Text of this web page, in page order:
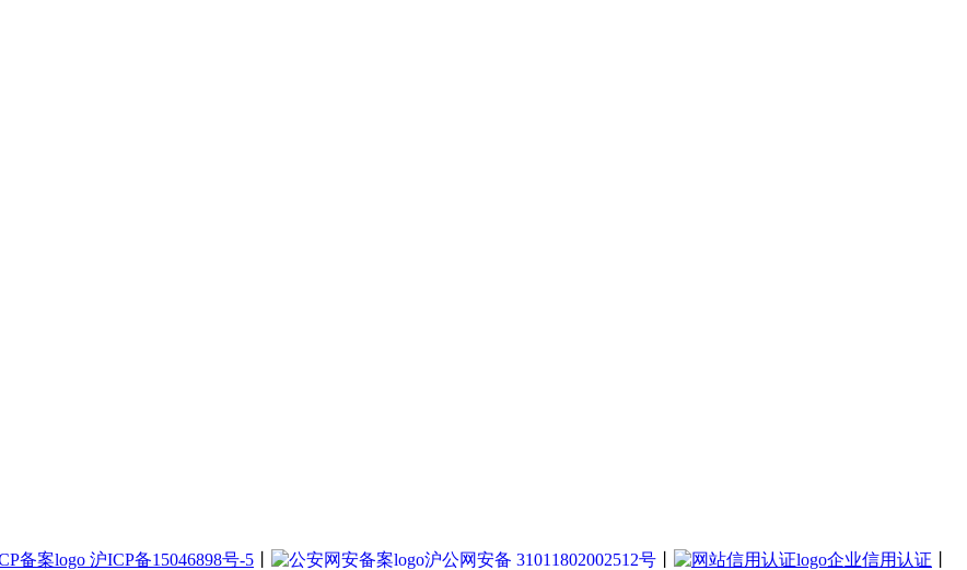
沪ICP备15046898号-5 沪公网安备 31011802002512号 企业信用认证